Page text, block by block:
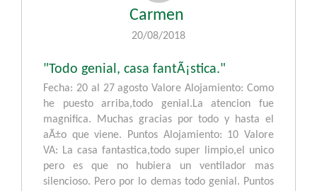
Carmen
20/08/2018
"Todo genial, casa fantÃ¡stica."
Fecha: 20 al 27 agosto Valore Alojamiento: Como
he puesto arriba,todo genial.La atencion fue
magnifica. Muchas gracias por todo y hasta el
aÃ±o que viene. Puntos Alojamiento: 10 Valore
VA: La casa fantastica,todo super limpio,el unico
pero es que no hubiera un ventilador mas
silencioso. Pero por lo demas todo genial. Puntos